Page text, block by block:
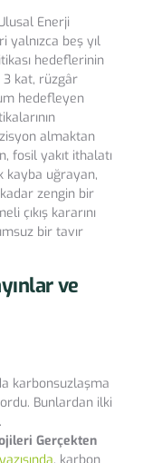
Enerji
yalnızca beş yıl
hedeflerinin
3 kat, rüzgâr
hedefleyen
almaktan
fosil yakıt ithalatı
kayba uğrayan,
zengin bir
çıkış kararını
bir tavır
ve
karbonsuzlaşma
Bunlardan ilki
Gerçekten